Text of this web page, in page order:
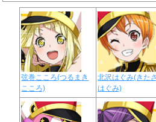
弦巻こころ(つるまき
こころ)
北沢はぐみ(きた
はぐみ)